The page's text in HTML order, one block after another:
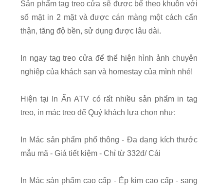
Sản phẩm tag treo cửa sẽ được bế theo khuôn với
số mặt in 2 mặt và được cán màng một cách cẩn
thận, tăng độ bền, sử dụng được lâu dài.
In ngay tag treo cửa để thể hiện hình ảnh chuyên
nghiệp của khách sạn và homestay của mình nhé!
Hiện tại In Ấn ATV có rất nhiều sản phẩm in tag
treo, in mác treo để Quý khách lựa chọn như:
In Mác sản phẩm phổ thông - Đa dạng kích thước
mẫu mã - Giá tiết kiệm - Chỉ từ 332đ/ Cái
In Mác sản phẩm cao cấp - Ép kim cao cấp - sang